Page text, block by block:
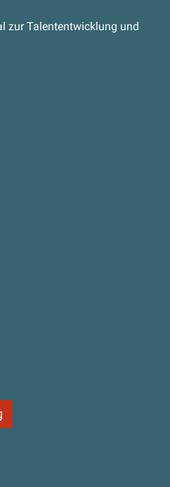
zur Talententwicklung und